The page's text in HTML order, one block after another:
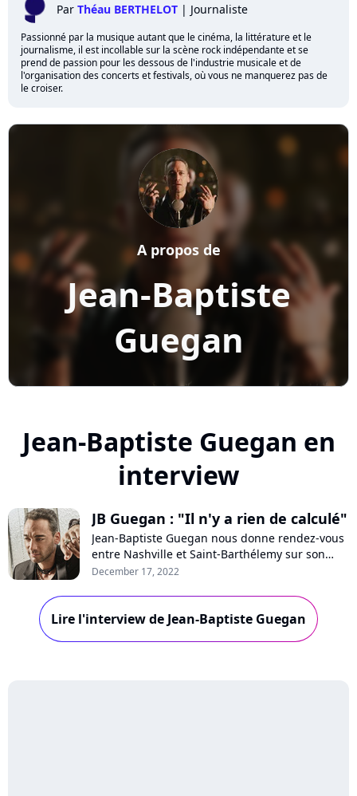
Par Théau BERTHELOT | Journaliste
Passionné par la musique autant que le cinéma, la littérature et le
journalisme, il est incollable sur la scène rock indépendante et se
prend de passion pour les dessous de l'industrie musicale et de
l'organisation des concerts et festivals, où vous ne manquerez pas de
le croiser.
Jean-Baptiste
Guegan
A propos de
Jean-Baptiste Guegan en
interview
JB Guegan : "Il n'y a rien de calculé"
Jean-Baptiste Guegan nous donne rendez-vous
entre Nashville et Saint-Barthélemy sur son
nouvel album "Toutes les larmes sèchent un
débuts, son hommage à Johnny Hallyday : le
chanteur se confie en toute franchise en
December 17, 2022
Lire l'interview de Jean-Baptiste Guegan